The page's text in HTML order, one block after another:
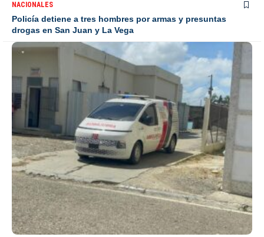
NACIONALES
Policía detiene a tres hombres por armas y presuntas
drogas en San Juan y La Vega